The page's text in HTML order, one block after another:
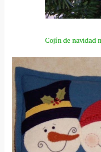
Cojínde navidad